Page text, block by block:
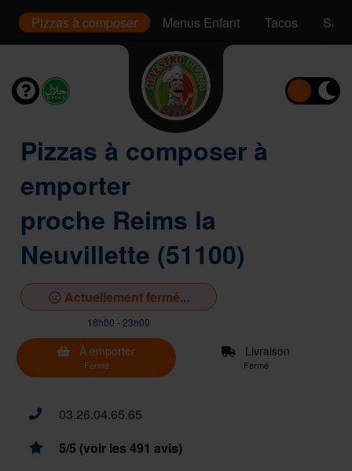
Pizzas à composer Menus Enfant Tacos
Pizzas à composer à
emporter
proche Reims la
Neuvillette (51100)
Actuellement fermé...
18h00 - 23h00
À emporter
Fermé
Livraison
Fermé
03.26.04.65.65
5/5 (voir les 491 avis)